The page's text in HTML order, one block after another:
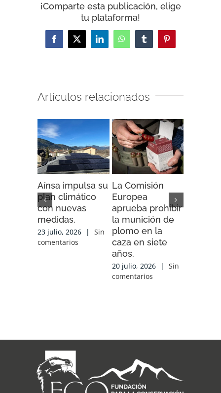
¡Comparte esta publicación, elige
tu plataforma!
Facebook
X LinkedInWhatsAppTumblrPinterest
Artículos relacionados
Aínsa impulsa su
plan climático
con nuevas
medidas.
23 julio, 2026 |
Sin
comentarios
La Comisión
Europea
aprueba prohibir
la munición de
plomo en la
caza en siete
años.
20 julio, 2026 |
Sin
comentarios